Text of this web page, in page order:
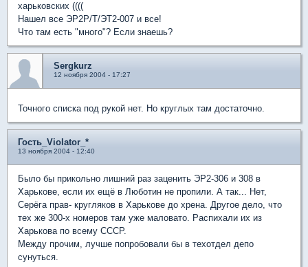
харьковских ((((
Нашел все ЭР2Р/Т/ЭТ2-007 и все!
Что там есть "много"? Если знаешь?
Sergkurz
12 ноября 2004 - 17:27
Точного списка под рукой нет. Но круглых там достаточно.
Гость_Violator_*
13 ноября 2004 - 12:40
Было бы прикольно лишний раз заценить ЭР2-306 и 308 в
Харькове, если их ещё в Люботин не пропили. А так... Нет,
Серёга прав- кругляков в Харькове до хрена. Другое дело, что
тех же 300-х номеров там уже маловато. Распихали их из
Харькова по всему СССР.
Между прочим, лучше попробовали бы в техотдел депо
сунуться.